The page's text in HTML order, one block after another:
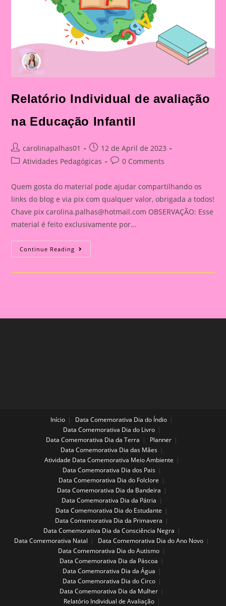
Relatório Individual de avaliação
na Educação Infantil
Post
author:
carolinapalhas01
Post
published:
12 de April de 2023
PostAtividades Pedagógicas
Post0 Comments
Quem gosta do material pode ajudar compartilhando os
links do blog e via pix com qualquer valor, obrigada a todos!
Chave pixcarolina.palhas@hotmail.com OBSERVAÇÃO: Esse
material é feito exclusivamente por…
Continue Reading Relatório
Individual
Avaliação
Início
Data Comemorativa Dia do Índio
Data Comemorativa Dia do Livro
Data Comemorativa Dia da Terra
Planner
Data Comemorativa Dia das Mães
Atividade Data Comemorativa Meio Ambiente
Data Comemorativa Dia dos Pais
Data Comemorativa Dia do Folclore
Data Comemorativa Dia da Bandeira
Data Comemorativa Dia da Pátria
Data Comemorativa Dia do Estudante
Data Comemorativa Dia da Primavera
Data Comemorativa Dia da Consciência Negra
Data Comemorativa Natal
Data Comemorativa Dia do Ano Novo
Data Comemorativa Dia do Autismo
Data Comemorativa Dia da Páscoa
Data Comemorativa Dia da Água
Data Comemorativa Dia do Circo
Data Comemorativa Dia da Mulher
Relatório Individual de Avaliação